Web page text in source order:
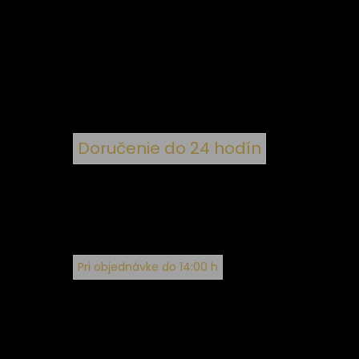
Doručenie do 24 hodín
Pri objednávke do 14:00 h